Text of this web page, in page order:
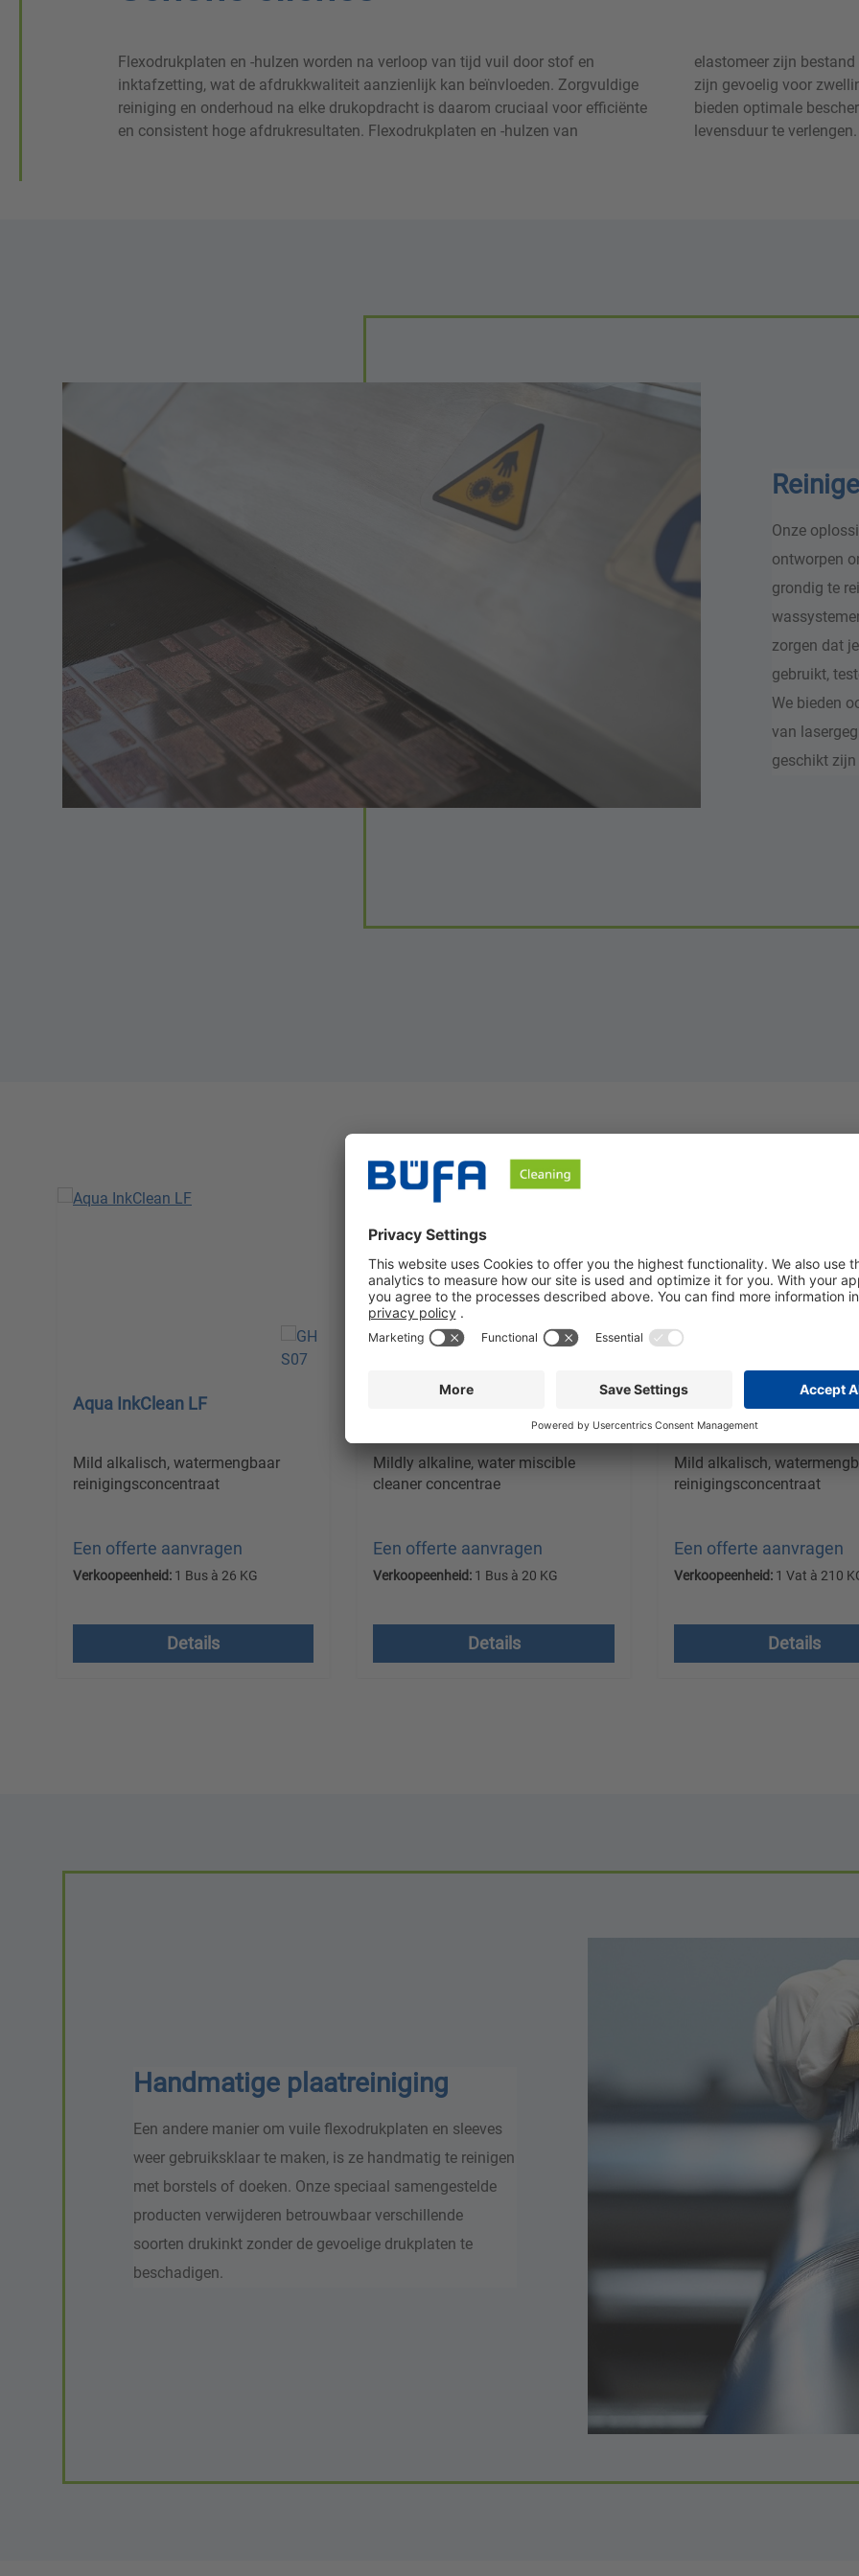
Flexodrukplaten en -hulzen worden na verloop van tijd vuil door stof en
inktafzetting, wat de afdrukkwaliteit aanzienlijk kan beïnvloeden. Zorgvuldige
reiniging en onderhoud na elke drukopdracht is daarom cruciaal voor efficiënte
en consistent hoge afdrukresultaten. Flexodrukplaten en -hulzen van
elastomeer zijn bestand tegen slijtage, agressieve inkt en oplosmiddelen, maar
zijn gevoelig voor zwelling en vervorming. Onze speciaal ontwikkelde reinigers
bieden optimale bescherming voor je gevoelige drukplaten en helpen hun
levensduur te verlengen.
Onze
ontworpen
grondig te
zorgen dat
gebruikt,
We bieden
van
geschikt
Onze producten voor de
Skip product gallery
Aqua InkClean LF
Mild alkalisch, watermengbaar
reinigingsconcentraat
Een offerte aanvragen
Verkoopeenheid: 1 Bus à 26 KG
verzendkosten
Details
Mildly alkaline, water miscible
cleaner concentrae
Een offerte aanvragen
Verkoopeenheid: 1 Bus à 20 KG
verzendkosten
Details
InkClean 2980
Mild alkalisch,
reinigingsconcentraat
Een offerte aanvragen
Verkoopeenheid:1 Vat à 210
verzendkosten
Details
Handmatige plaatreiniging
Een andere manier om vuile flexodrukplaten en sleeves
weer gebruiksklaar te maken, is ze handmatig te reinigen
met borstels of doeken. Onze speciaal samengestelde
producten verwijderen betrouwbaar verschillende
soorten drukinkt zonder de gevoelige drukplaten te
beschadigen.